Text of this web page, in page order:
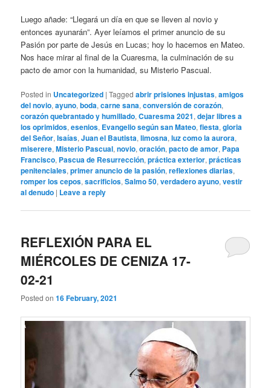
Luego añade: “Llegará un día en que se lleven al novio y
entonces ayunarán”. Ayer leíamos el primer anuncio de su
Pasión por parte de Jesús en Lucas; hoy lo hacemos en Mateo.
Nos hace mirar al final de la Cuaresma, la culminación de su
pacto de amor con la humanidad, su Misterio Pascual.
Posted in Uncategorized |Tagged abrir prisiones injustas,amigos
del novio,ayuno,boda,carne sana,conversión de corazón,
corazón quebrantado y humillado,Cuaresma 2021,dejar libres a
los oprimidos,esenios, Evangelio según san Mateo,fiesta,gloria
del Señor,Isaías,Juan el Bautista,limosna,luz como la aurora,
miserere,Misterio Pascual,novio,oración,pacto de amor, Papa
Francisco, Pascua de Resurrección,práctica exterior,prácticas
penitenciales,primer anuncio de la pasión,reflexiones diarias,
romper los cepos,sacrificios,Salmo 50,verdadero ayuno,vestir
al denudo | Leave a reply
REFLEXIÓN PARA EL
MIÉRCOLES DE CENIZA 17-
02-21
Posted on16 February, 2021